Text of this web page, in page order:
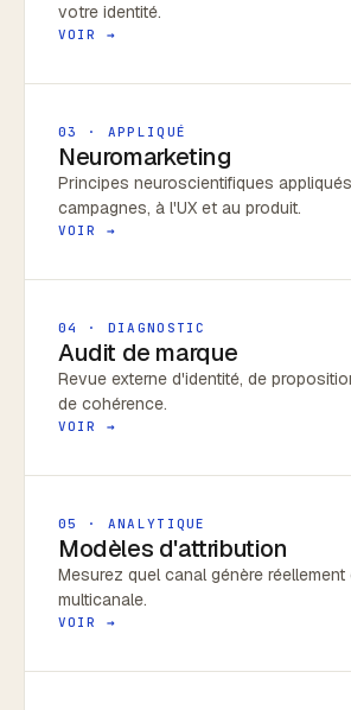
votre identité.
VOIR →
03 · APPLIQUÉ
Neuromarketing
Principes neuroscientifiques
campagnes, à l'UX et au produit.
VOIR →
04 · DIAGNOSTIC
Audit de marque
Revue externe d'identité, de
de cohérence.
VOIR →
05 · ANALYTIQUE
Modèles d'attribution
Mesurez quel canal génère
multicanale.
VOIR →